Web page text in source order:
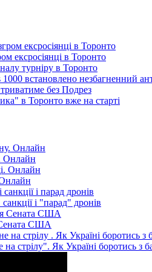
ексросіянці в Торонто
турніру в Торонто
1000 встановлено незбагненний
без Подрез
в Торонто вже на старті
Онлайн
і "парад" дронів
Сената США
стрілу". Як Україні боротись з